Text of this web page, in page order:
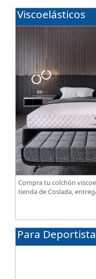
Viscoelásticos
Compra tu colchón
tienda de Coslada,
Para